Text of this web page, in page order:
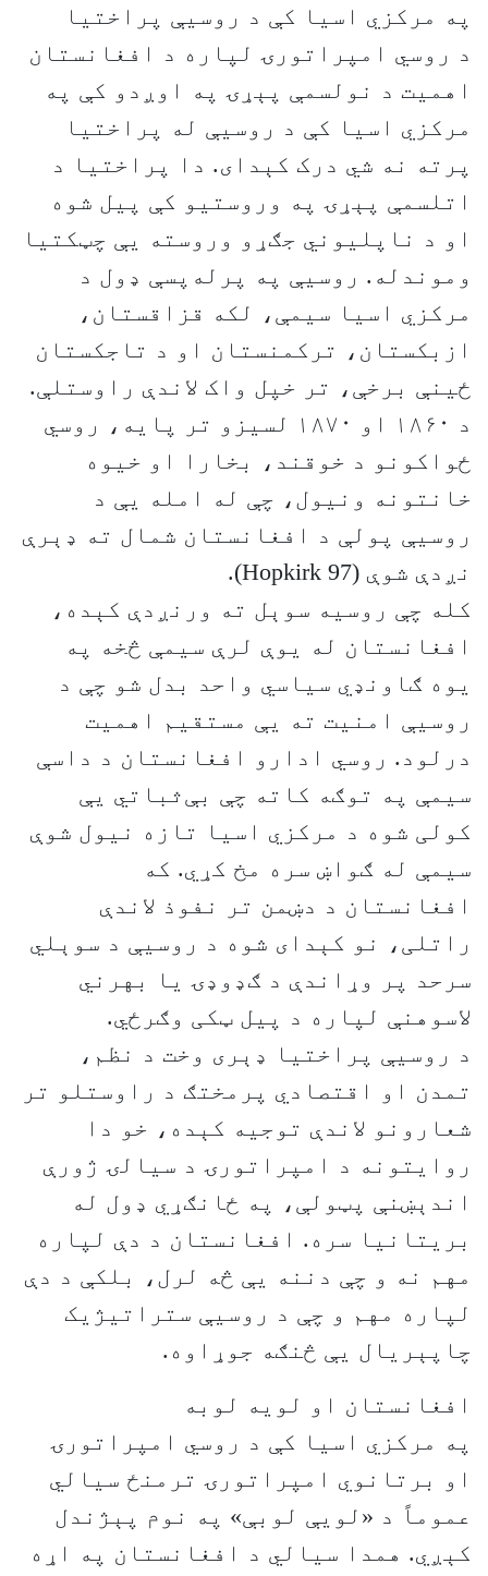
په مرکزي اسیا کې د روسیې پراختیا
د روسي امپراتورۍ لپاره د افغانستان
اهمیت د نولسمې پېړۍ په اوږدو کې په
مرکزي اسیا کې د روسیې له پراختیا
پرته نه شي درک کېدای. دا پراختیا د
اتلسمې پېړۍ په وروستیو کې پیل شوه
او د ناپلیوني جګړو وروسته یې چټکتیا
وموندله. روسیې په پرله‌پسې ډول د
مرکزي اسیا سیمې، لکه قزاقستان،
ازبکستان، ترکمنستان او د تاجکستان
ځینې برخې، تر خپل واک لاندې راوستلې.
د ۱۸۶۰ او ۱۸۷۰ لسیزو تر پایه، روسي
ځواکونو د خوقند، بخارا او خیوه
خانتونه ونیول، چې له امله یې د
روسیې پولې د افغانستان شمال ته ډېرې
نږدې شوې (Hopkirk 97).
کله چې روسیه سوېل ته ورنږدې کېده،
افغانستان له یوې لرې سیمې څخه په
یوه ګاونډي سیاسي واحد بدل شو چې د
روسیې امنیت ته یې مستقیم اهمیت
درلود. روسي ادارو افغانستان د داسې
سیمې په توګه کاته چې بې‌ثباتي یې
کولی شوه د مرکزي اسیا تازه نیول شوې
سیمې له ګواښ سره مخ کړي. که
افغانستان د دښمن تر نفوذ لاندې
راتلی، نو کېدای شوه د روسیې د سوېلي
سرحد پر وړاندې د ګډوډۍ یا بهرني
لاسوهنې لپاره د پيل ټکی وګرځي.
د روسیې پراختیا ډېری وخت د نظم،
تمدن او اقتصادي پرمختګ د راوستلو تر
شعارونو لاندې توجیه کېده، خو دا
روایتونه د امپراتورۍ د سیالۍ ژورې
اندېښنې پټولې، په ځانګړي ډول له
بریتانیا سره. افغانستان د دې لپاره
مهم نه و چې دننه یې څه لرل، بلکې د دې
لپاره مهم و چې د روسیې ستراتیژیک
چاپېریال یې څنګه جوړاوه.
افغانستان او لویه لوبه
په مرکزي اسیا کې د روسي امپراتورۍ
او برتانوي امپراتورۍ ترمنځ سیالي
عموماً د «لویې لوبې» په نوم پېژندل
کېږي. همدا سیالي د افغانستان په اړه